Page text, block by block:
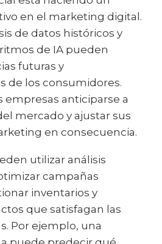
en el marketing digital.
de datos históricos y
de IA pueden
futuras y
de los consumidores.
empresas anticiparse a
mercado y ajustar sus
en consecuencia.
utilizar análisis
campañas
inventarios y
que satisfagan las
Por ejemplo, una